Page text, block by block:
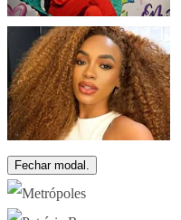
Fechar modal.